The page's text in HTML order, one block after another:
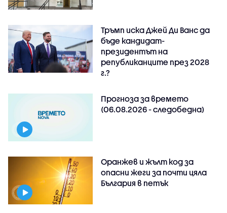
Тръмп иска Джей Ди Ванс да
бъде кандидат-
президентът на
републиканците през 2028
г.?
Прогноза за времето
(06.08.2026 - следобедна)
Оранжев и жълт код за
опасни жеги за почти цяла
България в петък